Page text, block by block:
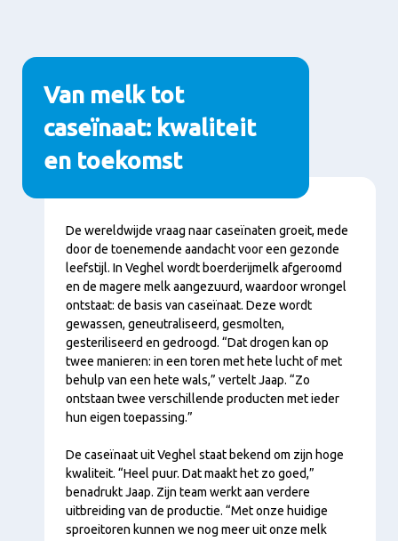
Van melk tot
caseïnaat: kwaliteit
en toekomst
Conţinut
De wereldwijde vraag naar caseïnaten groeit, mede
door de toenemende aandacht voor een gezonde
leefstijl. In Veghel wordt boerderijmelk afgeroomd
en de magere melk aangezuurd, waardoor wrongel
ontstaat: de basis van caseïnaat. Deze wordt
gewassen, geneutraliseerd, gesmolten,
gesteriliseerd en gedroogd. “Dat drogen kan op
twee manieren: in een toren met hete lucht of met
behulp van een hete wals,” vertelt Jaap. “Zo
ontstaan twee verschillende producten met ieder
hun eigen toepassing.”
De caseïnaat uit Veghel staat bekend om zijn hoge
kwaliteit. “Heel puur. Dat maakt het zo goed,”
benadrukt Jaap. Zijn team werkt aan verdere
uitbreiding van de productie. “Met onze huidige
sproeitoren kunnen we nog meer uit onze melk